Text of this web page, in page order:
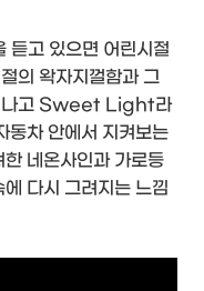
고 있으면 어린시절
의 왁자지껄함과 그
나고 Sweet Light라
동차 안에서 지켜보는
네온사인과 가로등
다시 그려지는 느낌